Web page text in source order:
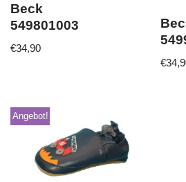
Beck
549801003
€34,90
€
Angebot!